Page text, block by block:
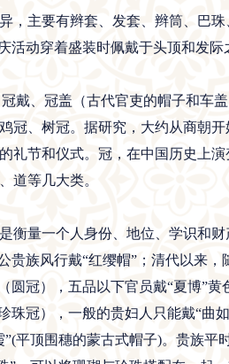
主要有辫套、发套、辫筒、巴珠
活动穿着盛装时佩戴于头顶和发际
、冠盖（古代官吏的帽子和车
冠、树冠。据研究，大约从商朝
礼节和仪式。冠，在中国历史上
道等几大类。
量一个人身份、地位、学识和财
贵族风行戴“红缨帽”；清代以来
圆冠），五品以下官员戴“夏博”
珠冠），一般的贵妇人只能戴“曲
平顶围穗的蒙古式帽子)。贵族平